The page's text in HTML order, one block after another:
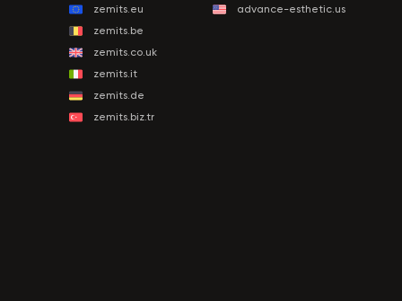
zemits.eu
zemits.be
zemits.co.uk
zemits.it
zemits.de
zemits.biz.tr
advance-esthetic.us